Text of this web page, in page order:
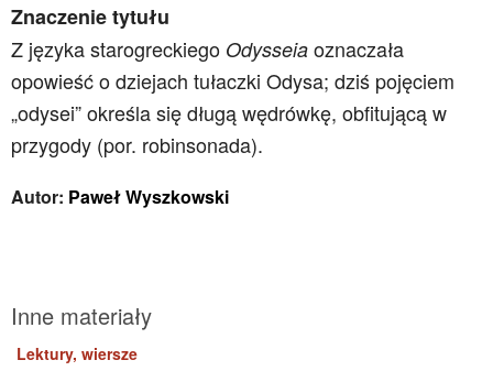
Znaczenie tytułu
Z języka starogreckiego Odysseia oznaczała
opowieść o dziejach tułaczki Odysa; dziś pojęciem
„odysei” określa się długą wędrówkę, obfitującą w
przygody (por. robinsonada).
Autor: Paweł Wyszkowski
Inne materiały
Lektury, wiersze